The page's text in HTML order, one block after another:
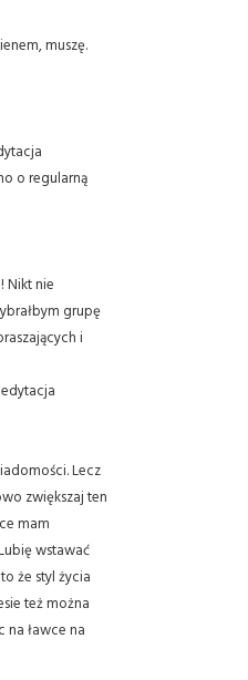
muszę.
o regularną
Nikt nie
grupę
i
Lecz
zwiększaj ten
mam
wstawać
że styl życia
też można
ławce na